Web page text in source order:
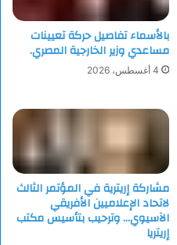
الأحمر الأخرى مصر وجيبوتي
ثلاثية ولقاءات على مستوى
بالأسماء تفاصيل حركة تعيينات
مساعدي وزير الخارجية المصري.
4 أغسطس، 2026
مشاركة إريترية في المؤتمر الثالث
لاتحاد الإعلاميين الأفريقي
الآسيوي… وترحيب بتأسيس مكتب
إريتريا